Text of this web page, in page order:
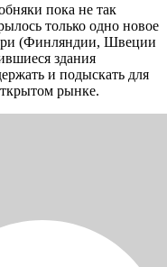
пока не так
только одно новое
(Финляндии, Швеции
здания
и подыскать для
рынке.